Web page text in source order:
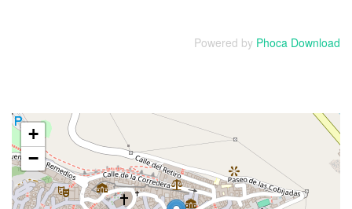
Powered by Phoca Download
+
−